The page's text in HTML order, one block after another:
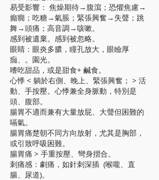
易受影響： 焦燥期待→腹瀉；恐懼焦慮→
癲癇；吃糖→氣脹；緊張興奮→失聲；跳
舞→頭痛；高音調→咳嗽。
感到被遺棄。感到被忽略。
眼睛：眼炎多膿，瞳孔放大，眼瞼厚
痂、。園光。
嗜吃甜品，或是甜食+ 鹹食。
心悸 < 躺於右側、晚上、緊張興奮； > 活
動、手按壓。心悸兼全身脈動，特別是
頭、腹部。
腸胃不適而兼有大量放屁、大聲但困難的
嗝氣。
腸胃痛楚朝不同方向放射，尤其是胸部，
或引致呼吸困難。
腸胃痛 > 手重按壓、彎身摺合。
刺痛感：劇痛，如針刺深插 (喉嚨、直
腸、尿道)。